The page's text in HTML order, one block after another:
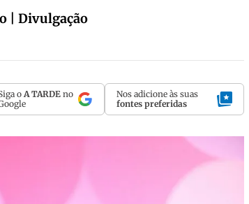
| Divulgação
oA TARDE no
Nos adicione às suas
fontes preferidas